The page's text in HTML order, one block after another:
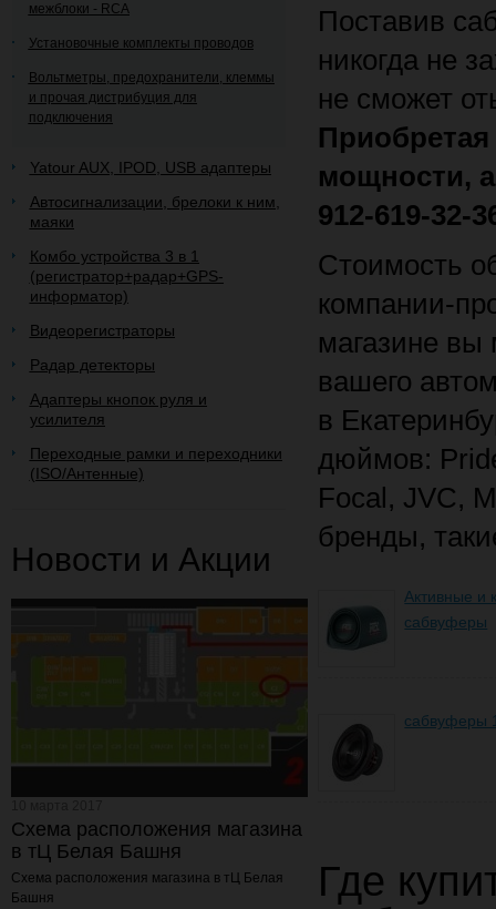
межблоки - RCA
Установочные комплекты проводов
Вольтметры, предохранители, клеммы
и прочая дистрибуция для
подключения
Yatour AUX, IPOD, USB адаптеры
Автосигнализации, брелоки к ним,
маяки
Комбо устройства 3 в 1
(регистратор+радар+GPS-
информатор)
Видеорегистраторы
Радар детекторы
Адаптеры кнопок руля и
усилителя
Переходные рамки и переходники
(ISO/Антенные)
Новости и Акции
Схема расположения магазина
в тЦ Белая Башня
Схема расположения магазина в тЦ Белая
Башня
Поставив
никогда не
не сможет
Приобретая
мощности,
912-619-32-
Стоимость
компании-
магазине вы
вашего
в
дюймов:
Focal, JVC,
бренды,
Активные и
сабвуферы
сабвуферы
Где